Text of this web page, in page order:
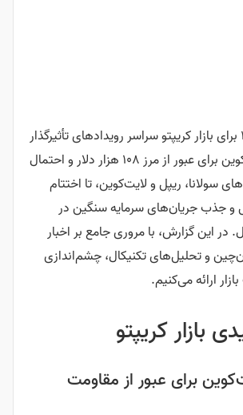
هفته اول تیر ۱۴۰۴ برای بازار کریپتو سراسر رویدادهای تأثیرگذار
بود؛ از تلاش بیت‌کوین برای عبور از مرز ۱۰۸ هزار دلار و احتمال
بالای تصویب ETFهای سولانا، ریپل و لایت‌کوین، تا اختتام
و جذب جریان‌های سرمایه سنگین در
در این گزارش، با مروری جامع بر اخبار
و تحلیل‌های تکنیکال، چشم‌اندازی
ارائه می‌کنیم.
برای عبور از مقاومت